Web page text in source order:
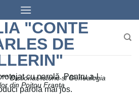
"CONTE
DE
Dictionar Istoric si Genealogia
din Poitou Franța
cu parolă. Pentru a-l
parola mai jos.